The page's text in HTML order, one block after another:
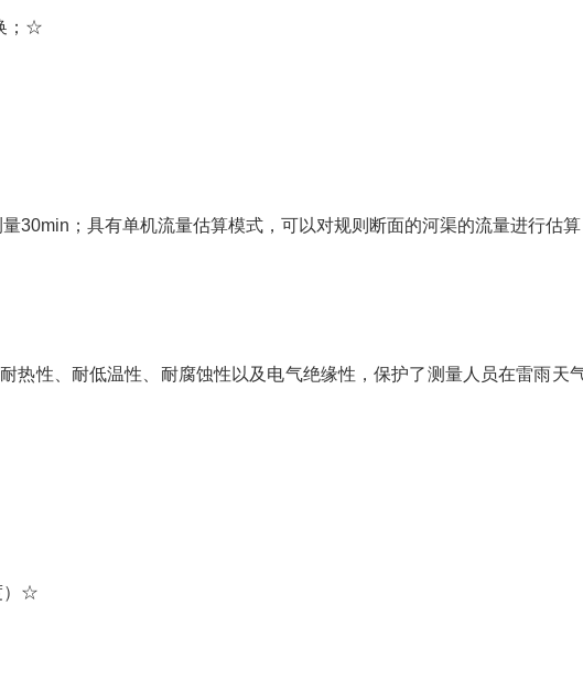
；☆
30min；具有单机流量估算模式，可以对规则断面的河渠的流量进行估
热性、耐低温性、耐腐蚀性以及电气绝缘性，保护了测量人员在雷雨天
）☆